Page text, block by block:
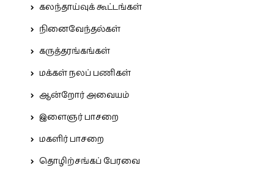
கலந்தாய்வுக் கூட்டங்கள்
நினைவேந்தல்கள்
கருத்தரங்கங்கள்
மக்கள் நலப் பணிகள்
ஆன்றோர் அவையம்
இளைஞர் பாசறை
மகளிர் பாசறை
தொழிற்சங்கப் பேரவை